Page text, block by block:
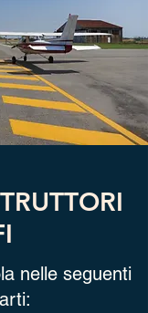
nelle seguenti